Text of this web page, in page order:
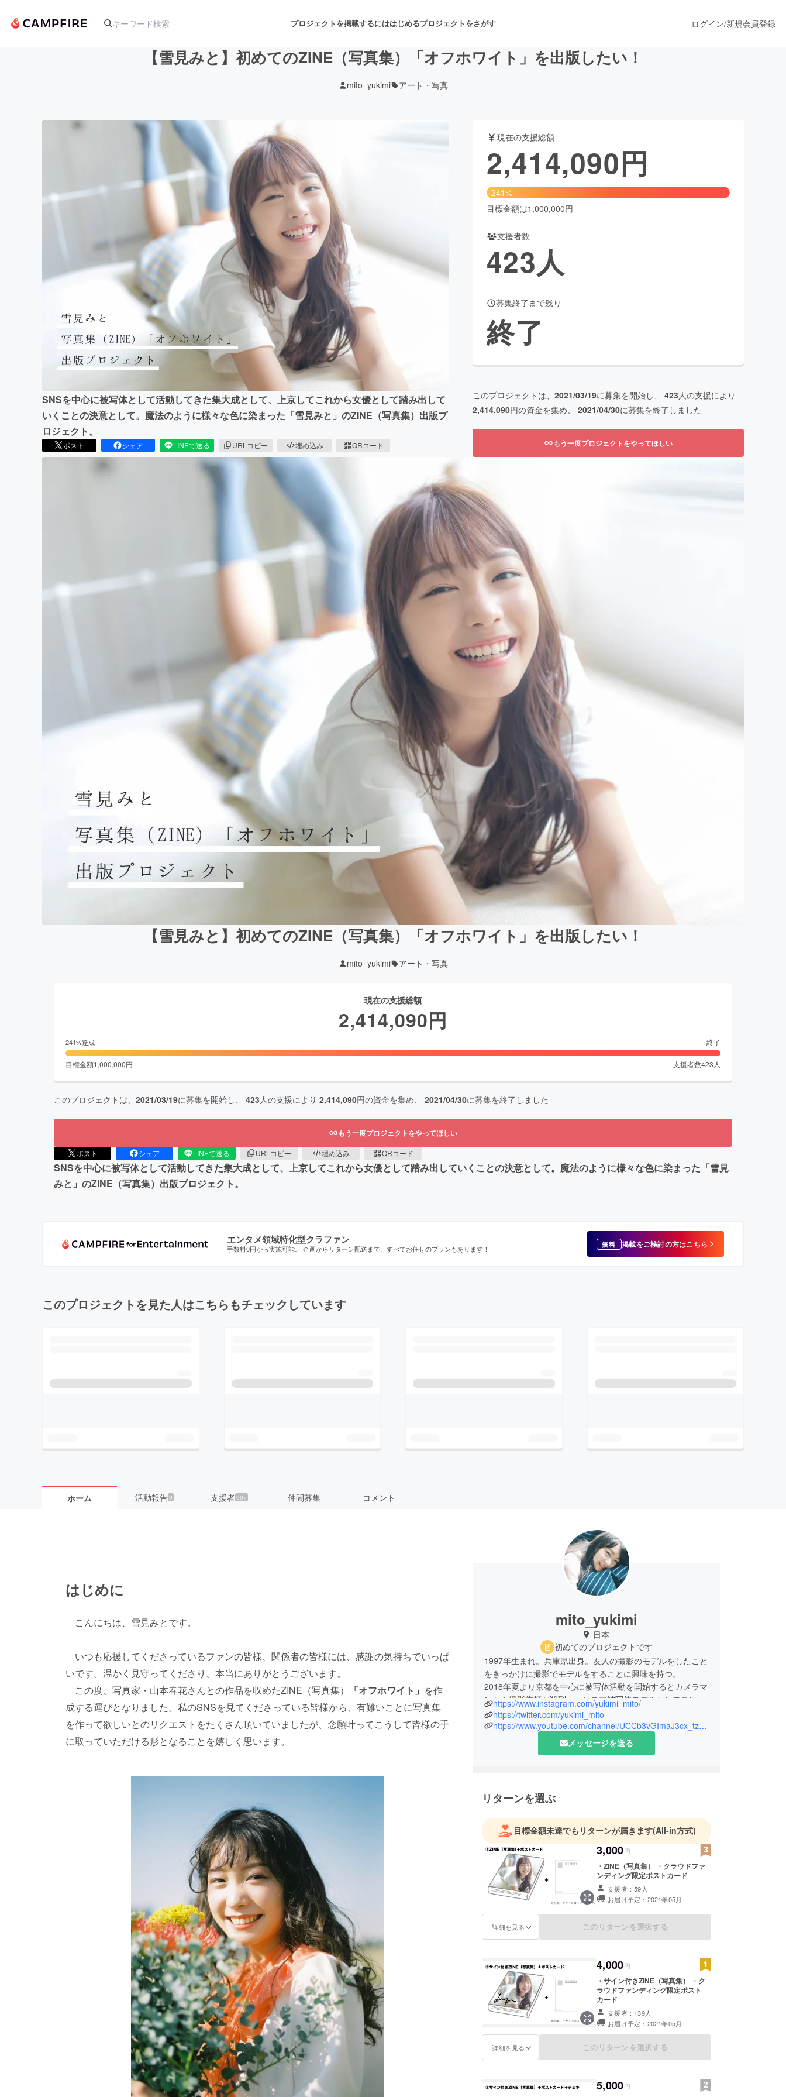
プロジェクトを掲載するにははじめるプロジェクトをさがす
音楽 舞台・パフォーマンス
テクノロジー・ガジェット ゲーム・サービス開発 フード・飲食店 ファッション
映像・映画 書籍・雑誌出版
ビジネス・起業 チャレンジ ビューティー・ヘルスケア
まちづくり・地域活性化
CAMPFIRE for Social Good
CAMPFIREふるさと納税
ログイン/新規会員登録
【雪見みと】初めてのZINE（写真集）「オフホワイト」を出版したい！
mito_yukimi アート・写真
SNSを中心に被写体として活動してきた集大成として、上京してこれから女優として踏み出して
いくことの決意として。魔法のように様々な色に染まった「雪見みと」のZINE（写真集）出版プ
ロジェクト。
ポスト シェア LINEで送る URLコピー 埋め込み QRコード
現在の支援総額
2,414,090円
241%
目標金額は1,000,000円
支援者数
423人
募集終了まで残り
終了
このプロジェクトは、 2021/03/19に募集を開始し、 423人の支援により
2,414,090円の資金を集め、 2021/04/30に募集を終了しました
もう一度プロジェクトをやってほしい
【雪見みと】初めてのZINE（写真集）「オフホワイト」を出版したい！
mito_yukimi アート・写真
現在の支援総額
2,414,090円
241%達成 終了
目標金額1,000,000円 支援者数423 人
このプロジェクトは、 2021/03/19に募集を開始し、 423人の支援により 2,414,090円の資金を集め、 2021/04/30に募集を終了しました
もう一度プロジェクトをやってほしい
ポスト シェア LINEで送る URLコピー 埋め込み QRコード
SNSを中心に被写体として活動してきた集大成として、上京してこれから女優として踏み出していくことの決意として。魔法のように様々な色に染まった「雪見
みと」のZINE（写真集）出版プロジェクト。
エンタメ領域特化型クラファン
手数料0円から実施可能。 企画からリターン配送まで、すべてお任せのプランもあります！ 無料 掲載をご検討の方はこちら
このプロジェクトを見た人はこちらもチェックしています
ホーム 活動報告9 支援者99+ 仲間募集 コメント
はじめに
こんにちは、雪見みとです。
いつも応援してくださっているファンの皆様、関係者の皆様には、感謝の気持ちでいっぱ
いです。温かく見守ってくださり、本当にありがとうございます。
この度、写真家・山本春花さんとの作品を収めたZINE（写真集）
「オフホワイト」 を作
成する運びとなりました。私のSNSを見てくださっている皆様から、有難いことに写真集
を作って欲しいとのリクエストをたくさん頂いていましたが、念願叶ってこうして皆様の手
に取っていただける形となることを嬉しく思います。
mito_yukimi
日本
初めてのプロジェクトです
1997年生まれ。兵庫県出身。友人の撮影のモデルをしたこと
をきっかけに撮影でモデルをすることに興味を持つ。
2018年夏より京都を中心に被写体活動を開始するとカメラマ
ンから撮影依頼が殺到。カリスマ被写体モデルとしてテレビ
などにも露出し、芸能活動をスタート。
Vaundy「life hack」、Rin音 × Soundcore「夜明乃唄」、Hi
Cheers!「恋はケ・セラ・セラ」のMVや、ドラマBSテレ東
「ハルとアオのお弁当箱」、映画「真言アイロニー」のメイ
https://www.instagram.com/yukimi_mito/
https://twitter.com/yukimi_mito
https://www.youtube.com/channel/UCCb3vGImaJ3cx_tzuHmiu5A
メッセージを送る
リターンを選ぶ
目標金額未達でもリターンが届きます(All-in方式)
3,000円
・ZINE（写真集） ・クラウドファ
ンディング限定ポストカード
支援者：59人
お届け予定：2021年05月
詳細を見る このリターンを選択する
4,000円
・サイン付きZINE（写真集） ・ク
ラウドファンディング限定ポスト
カード
支援者：139人
お届け予定：2021年05月
詳細を見る このリターンを選択する
5,000円